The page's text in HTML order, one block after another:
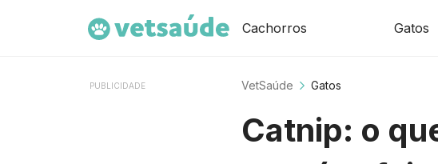
Cachorros Gatos
PUBLICIDADE VetSaúde Gatos
Catnip: o